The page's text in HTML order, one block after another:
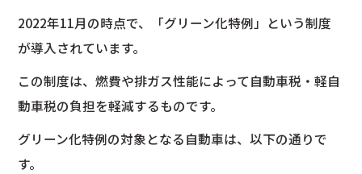
2022年11月の時点で、「グリーン化特例」という制度
が導入されています。
この制度は、燃費や排ガス性能によって自動車税・軽自
動車税の負担を軽減するものです。
グリーン化特例の対象となる自動車は、以下の通りで
す。